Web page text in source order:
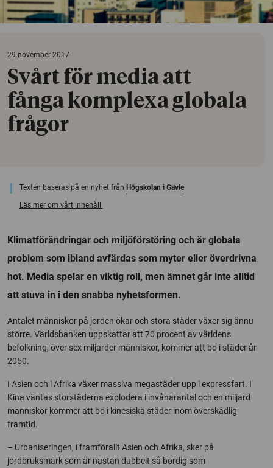
29 november 2017
Svårt för media att
fånga komplexa globala
frågor
Texten baseras på en nyhet från Högskolan i Gävle
Läs mer om vårt innehåll.
Klimatförändringar och miljöförstöring och är globala
problem som ibland avfärdas som myter eller överdrivna
hot. Media spelar en viktig roll, men ämnet går inte alltid
att stuva in i den snabba nyhetsformen.
Antalet människor på jorden ökar och stora städer växer sig ännu
större. Världsbanken uppskattar att 70 procent av världens
befolkning, över sex miljarder människor, kommer att bo i städer år
2050.
I Asien och i Afrika växer massiva megastäder upp i expressfart. I
Kina väntas storstäderna explodera i invånarantal och en miljard
människor kommer att bo i kinesiska städer inom överskådlig
framtid.
– Urbaniseringen, i framförallt Asien och Afrika, sker på
jordbruksmark som är nästan dubbelt så bördig som